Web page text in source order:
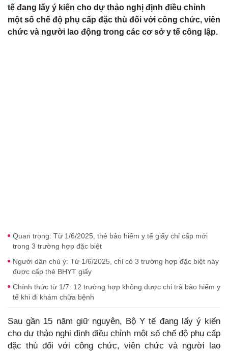
tế đang lấy ý kiến cho dự thảo nghị định điều chỉnh
một số chế độ phụ cấp đặc thù đối với công chức, viên
chức và người lao động trong các cơ sở y tế công lập.
Quan trọng: Từ 1/6/2025, thẻ bảo hiểm y tế giấy chỉ cấp mới
trong 3 trường hợp đặc biệt
Người dân chú ý: Từ 1/6/2025, chỉ có 3 trường hợp đặc biệt này
được cấp thẻ BHYT giấy
Chính thức từ 1/7: 12 trường hợp không được chi trả bảo hiểm y
tế khi đi khám chữa bệnh
Sau gần 15 năm giữ nguyên, Bộ Y tế đang lấy ý kiến
cho dự thảo nghị định điều chỉnh một số chế độ phụ cấp
đặc thù đối với công chức, viên chức và người lao